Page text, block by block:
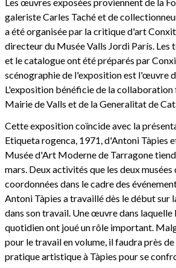
galeriste Carles Taché et de
a été organisée par la critique d'art
directeur du Musée Valls Jordi París. Les
et le catalogue ont été préparés par
scénographie de l'exposition est l'œuvre
L'exposition bénéficie de la collaboration
Mairie de Valls et de la Generalitat de
Cette exposition coïncide avec la
Etiqueta rogenca, 1971, d'Antoni Tàpies
Musée d'Art Moderne de Tarragone
mars. Deux activités que les deux
coordonnées dans le cadre des
Antoni Tàpies a travaillé dès le début sur
dans son travail. Une œuvre dans laquelle
quotidien ont joué un rôle important.
pour le travail en volume, il faudra près
pratique artistique à Tàpies pour se